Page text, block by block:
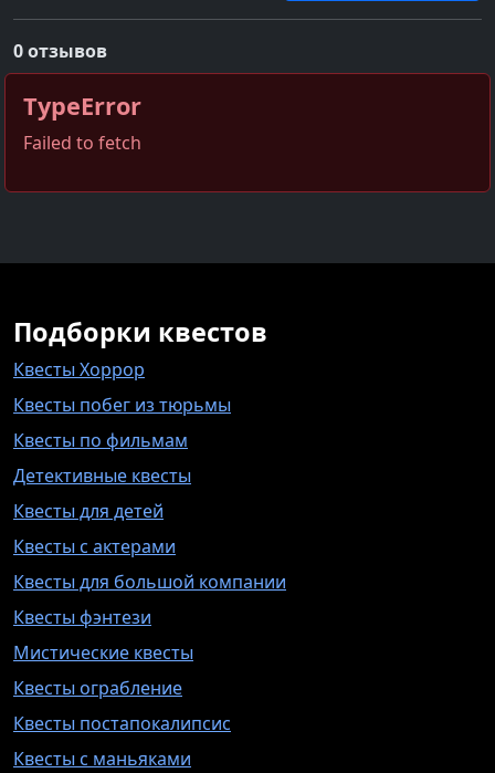
0 отзывов
TypeError
Failed to fetch
Подборки квестов
Квесты Хоррор
Квесты побег из тюрьмы
Квесты по фильмам
Детективные квесты
Квесты для детей
Квесты с актерами
Квесты для большой компании
Квесты фэнтези
Мистические квесты
Квесты ограбление
Квесты постапокалипсис
Квесты с маньяками